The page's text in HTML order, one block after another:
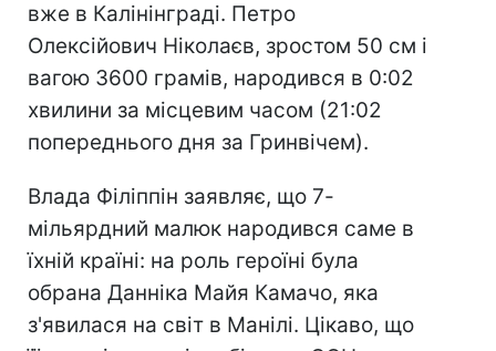
вже в Калінінграді. Петро
Олексійович Ніколаєв, зростом 50 см і
вагою 3600 грамів, народився в 0:02
хвилини за місцевим часом (21:02
попереднього дня за Гринвічем).
Влада Філіппін заявляє, що 7-
мільярдний малюк народився саме в
їхній країні: на роль героїні була
обрана Данніка Майя Камачо, яка
з'явилася на світ в Манілі. Цікаво, що